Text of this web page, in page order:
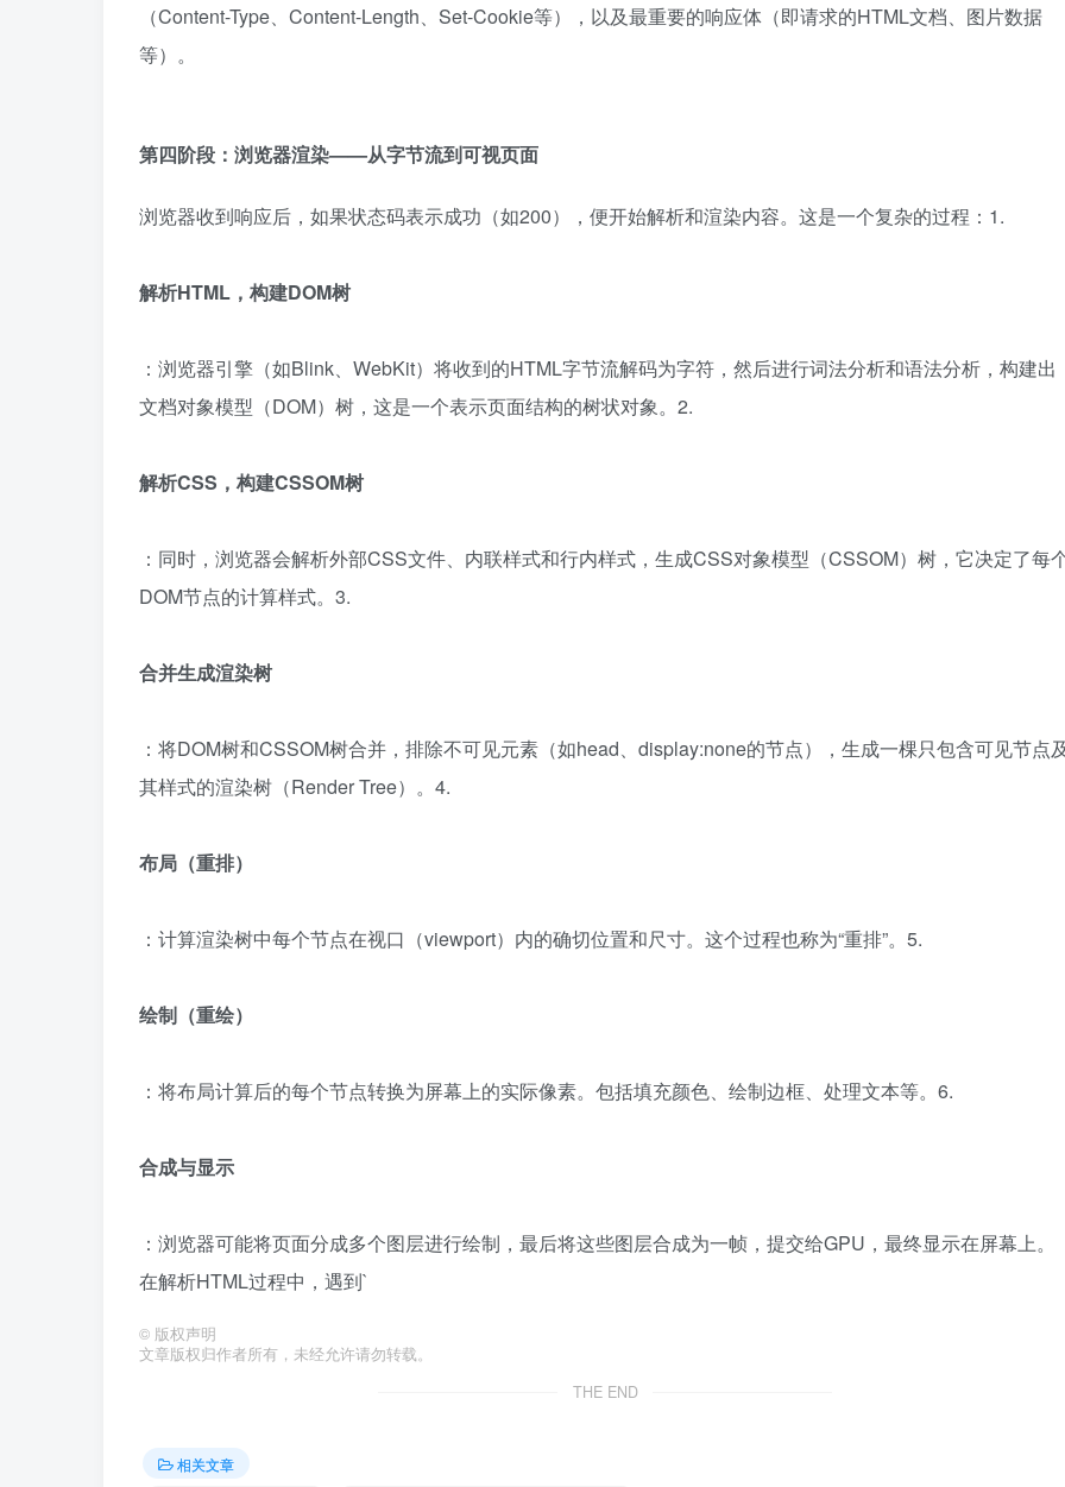
（Content-Type、Content-Length、Set-Cookie等），以及最重要的响应体（即请求的HTML文档、图片数据
等）。
第四阶段：浏览器渲染——从字节流到可视页面
浏览器收到响应后，如果状态码表示成功（如200），便开始解析和渲染内容。这是一个复杂的过程：1.
解析HTML，构建DOM树
：浏览器引擎（如Blink、WebKit）将收到的HTML字节流解码为字符，然后进行词法分析和语法分析，构建出
文档对象模型（DOM）树，这是一个表示页面结构的树状对象。2.
解析CSS，构建CSSOM树
：同时，浏览器会解析外部CSS文件、内联样式和行内样式，生成CSS对象模型（CSSOM）树，它决定了每
DOM节点的计算样式。3.
合并生成渲染树
：将DOM树和CSSOM树合并，排除不可见元素（如head、display:none的节点），生成一棵只包含可见节点
其样式的渲染树（Render Tree）。4.
布局（重排）
：计算渲染树中每个节点在视口（viewport）内的确切位置和尺寸。这个过程也称为“重排”。5.
绘制（重绘）
：将布局计算后的每个节点转换为屏幕上的实际像素。包括填充颜色、绘制边框、处理文本等。6.
合成与显示
：浏览器可能将页面分成多个图层进行绘制，最后将这些图层合成为一帧，提交给GPU，最终显示在屏幕上。
在解析HTML过程中，遇到`
© 版权声明
文章版权归作者所有，未经允许请勿转载。
THE END
相关文章